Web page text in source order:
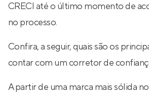
CRECI até o último momento de
no processo.
Confira, a seguir, quais são os
contar com um corretor de
A partir de uma marca mais sólida